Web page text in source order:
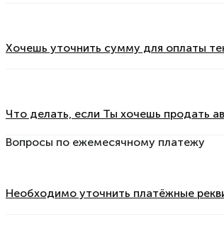
Хочешь уточнить сумму для оплаты
Что делать, если Ты хочешь продать
Вопросы по ежемесячному платежу
Необходимо уточнить платёжные